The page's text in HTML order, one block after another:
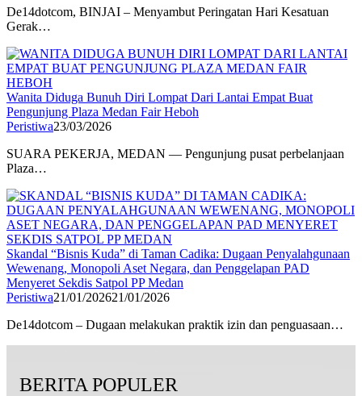
De14dotcom, BINJAI – Menyambut Peringatan Hari Kesatuan
Gerak…
Wanita Diduga Bunuh Diri Lompat Dari Lantai Empat ‎Buat
Pengunjung Plaza Medan Fair Heboh
Peristiwa23/03/2026
SUARA PEKERJA, MEDAN — Pengunjung pusat perbelanjaan
Plaza…
Skandal “Bisnis Kuda” di Taman Cadika: Dugaan Penyalahgunaan
Wewenang, Monopoli Aset Negara, dan Penggelapan PAD
Menyeret Sekdis Satpol PP Medan
Peristiwa21/01/202621/01/2026
De14dotcom – Dugaan melakukan praktik izin dan penguasaan…
BERITA POPULER